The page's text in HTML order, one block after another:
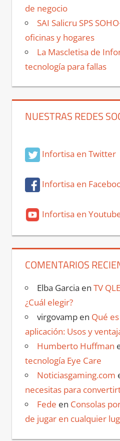
de negocio
SAI Salicru SPS
oficinas y hogares
La Mascletisa de
tecnología para fallas
NUESTRAS REDES
Infortisa en Twitter
Infortisa en
Infortisa en
COMENTARIOS
Elba Garcia en TV
¿Cuál elegir?
virgovampen Qué
aplicación: Usos y
Humberto Huffman
tecnología Eye Care
Noticiasgaming.com
necesitas para
Fede en Consolas
de jugar en cualquier